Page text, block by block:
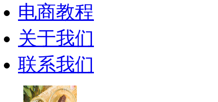
电商教程
关于我们
联系我们